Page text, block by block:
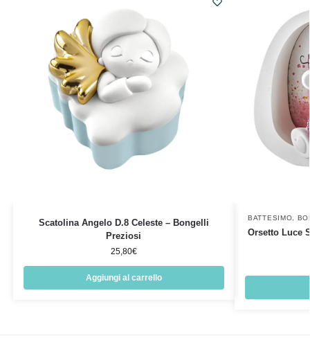
Scatolina Angelo D.8 Celeste – Bongelli
Preziosi
25,80€
Aggiungi al carrello
BATTESIMO
Orsetto Luce